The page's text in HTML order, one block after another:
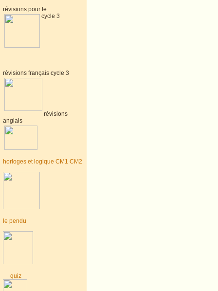
révisions pour le
cycle 3
révisions français cycle 3
révisions
anglais
horloges et logique CM1 CM2
le pendu
quiz